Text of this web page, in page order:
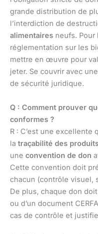
grande distribution de
l’interdiction de
alimentaires neufs. Pour
réglementation sur les
mettre en œuvre pour
jeter. Se couvrir avec
de sécurité juridique.
Q : Comment prouver
conformes ?
R : C’est une excellente
la traçabilité des
une convention de don
Cette convention doit
chacun (contrôle visuel,
De plus, chaque don
ou d’un document
cas de contrôle et